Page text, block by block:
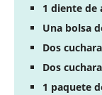
1 diente de
Una bolsa
Dos
Dos
1 paquete